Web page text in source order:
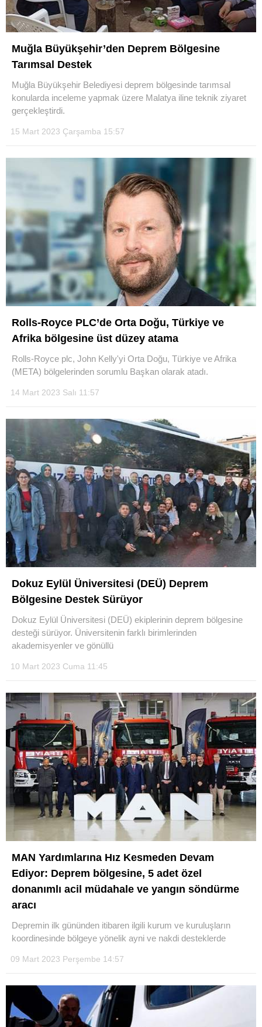
Muğla Büyükşehir’den Deprem Bölgesine
Tarımsal Destek
Muğla Büyükşehir Belediyesi deprem bölgesinde tarımsal
konularda inceleme yapmak üzere Malatya iline teknik ziyaret
gerçekleştirdi.
15 Mart 2023 Çarşamba 15:57
Rolls-Royce PLC’de Orta Doğu, Türkiye ve
Afrika bölgesine üst düzey atama
Rolls-Royce plc, John Kelly'yi Orta Doğu, Türkiye ve Afrika
(META) bölgelerinden sorumlu Başkan olarak atadı.
14 Mart 2023 Salı 11:57
Dokuz Eylül Üniversitesi (DEÜ) Deprem
Bölgesine Destek Sürüyor
Dokuz Eylül Üniversitesi (DEÜ) ekiplerinin deprem bölgesine
desteği sürüyor. Üniversitenin farklı birimlerinden
akademisyenler ve gönüllü
10 Mart 2023 Cuma 11:45
MAN Yardımlarına Hız Kesmeden Devam
Ediyor: Deprem bölgesine, 5 adet özel
donanımlı acil müdahale ve yangın söndürme
aracı
Depremin ilk gününden itibaren ilgili kurum ve kuruluşların
koordinesinde bölgeye yönelik ayni ve nakdi desteklerde
09 Mart 2023 Perşembe 14:57